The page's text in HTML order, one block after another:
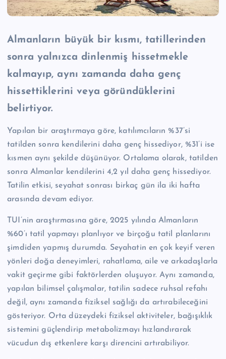
Almanların büyük bir kısmı, tatillerinden
sonra yalnızca dinlenmiş hissetmekle
kalmayıp, aynı zamanda daha genç
hissettiklerini veya göründüklerini
belirtiyor.
Yapılan bir araştırmaya göre, katılımcıların %37’si
tatilden sonra kendilerini daha genç hissediyor, %31’i ise
kısmen aynı şekilde düşünüyor. Ortalama olarak, tatilden
sonra Almanlar kendilerini 4,2 yıl daha genç hissediyor.
Tatilin etkisi, seyahat sonrası birkaç gün ila iki hafta
arasında devam ediyor.
TUI’nin araştırmasına göre, 2025 yılında Almanların
%60’ı tatil yapmayı planlıyor ve birçoğu tatil planlarını
şimdiden yapmış durumda. Seyahatin en çok keyif veren
yönleri doğa deneyimleri, rahatlama, aile ve arkadaşlarla
vakit geçirme gibi faktörlerden oluşuyor. Aynı zamanda,
yapılan bilimsel çalışmalar, tatilin sadece ruhsal refahı
değil, aynı zamanda fiziksel sağlığı da artırabileceğini
gösteriyor. Orta düzeydeki fiziksel aktiviteler, bağışıklık
sistemini güçlendirip metabolizmayı hızlandırarak
vücudun dış etkenlere karşı direncini artırabiliyor.